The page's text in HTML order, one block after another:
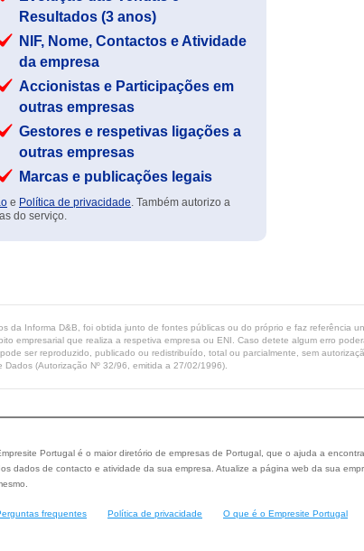
Resultados (3 anos)
NIF, Nome, Contactos e Atividade
da empresa
Accionistas e Participações em
outras empresas
Gestores e respetivas ligações a
outras empresas
Marcas e publicações legais
e Política de privacidade. Também autorizo a
do serviço.
da Informa D&B, foi obtida junto de fontes públicas ou do próprio e faz referência
empresarial que realiza a respetiva empresa ou ENI. Caso detete algum erro
ser reproduzido, publicado ou redistribuído, total ou parcialmente, sem
(Autorização Nº 32/96, emitida a 27/02/1996).
Portugal é o maior diretório de empresas de Portugal, que o ajuda a
dados de contacto e atividade da sua empresa. Atualize a página web da sua
frequentes Política de privacidade O que é o Empresite Portugal